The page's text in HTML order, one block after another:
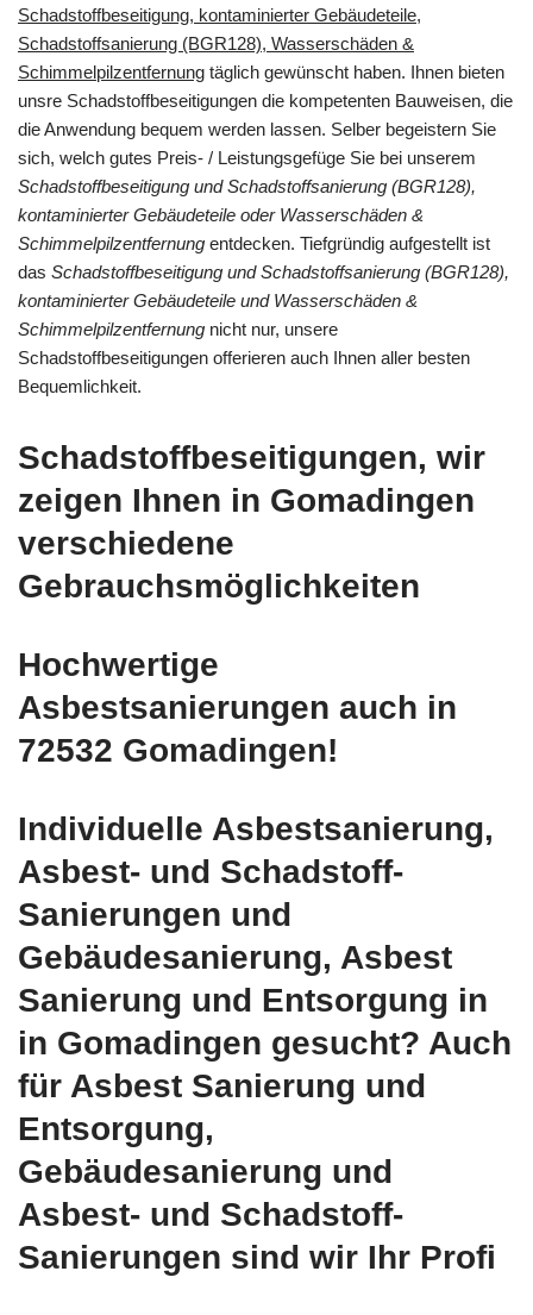
Schadstoffbeseitigung, kontaminierter Gebäudeteile,
Schadstoffsanierung (BGR128), Wasserschäden &
Schimmelpilzentfernung täglich gewünscht haben. Ihnen bieten
unsre Schadstoffbeseitigungen die kompetenten Bauweisen, die
die Anwendung bequem werden lassen. Selber begeistern Sie
sich, welch gutes Preis- / Leistungsgefüge Sie bei unserem
Schadstoffbeseitigung und Schadstoffsanierung (BGR128),
kontaminierter Gebäudeteile oder Wasserschäden &
Schimmelpilzentfernung entdecken. Tiefgründig aufgestellt ist
das Schadstoffbeseitigung und Schadstoffsanierung (BGR128),
kontaminierter Gebäudeteile und Wasserschäden &
Schimmelpilzentfernung nicht nur, unsere
Schadstoffbeseitigungen offerieren auch Ihnen aller besten
Bequemlichkeit.
Schadstoffbeseitigungen, wir
zeigen Ihnen in Gomadingen
verschiedene
Gebrauchsmöglichkeiten
Hochwertige
Asbestsanierungen auch in
72532 Gomadingen!
Individuelle Asbestsanierung,
Asbest- und Schadstoff-
Sanierungen und
Gebäudesanierung, Asbest
Sanierung und Entsorgung in
in Gomadingen gesucht? Auch
für Asbest Sanierung und
Entsorgung,
Gebäudesanierung und
Asbest- und Schadstoff-
Sanierungen sind wir Ihr Profi